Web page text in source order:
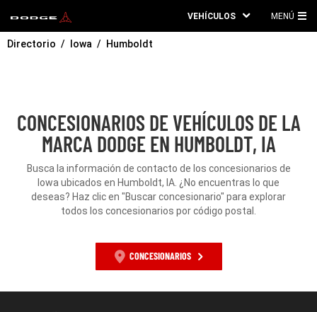
VEHÍCULOS MENÚ
Directorio Iowa Humboldt
CONCESIONARIOS DE VEHÍCULOS DE LA
MARCA DODGE EN HUMBOLDT, IA
Busca la información de contacto de los concesionarios de
Iowa ubicados en Humboldt, IA. ¿No encuentras lo que
deseas? Haz clic en "Buscar concesionario" para explorar
todos los concesionarios por código postal.
CONCESIONARIOS